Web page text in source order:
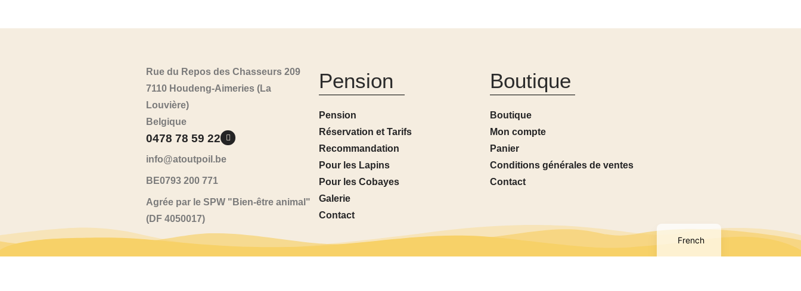
Rue du Repos des Chasseurs 209
7110 Houdeng-Aimeries (La
Louvière)
Belgique
0478 78 59 22
info@atoutpoil.be
BE0793 200 771
Agrée par le SPW "Bien-être animal"
(DF 4050017)
Pension
Pension
Réservation et Tarifs
Recommandation
Pour les Lapins
Pour les Cobayes
Galerie
Contact
Boutique
Boutique
Mon compte
Panier
Conditions générales de ventes
Contact
French